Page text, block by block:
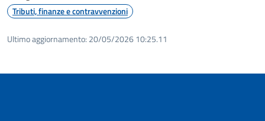
Tributi, finanze e contravvenzioni
Ultimo aggiornamento: 20/05/2026 10:25.11